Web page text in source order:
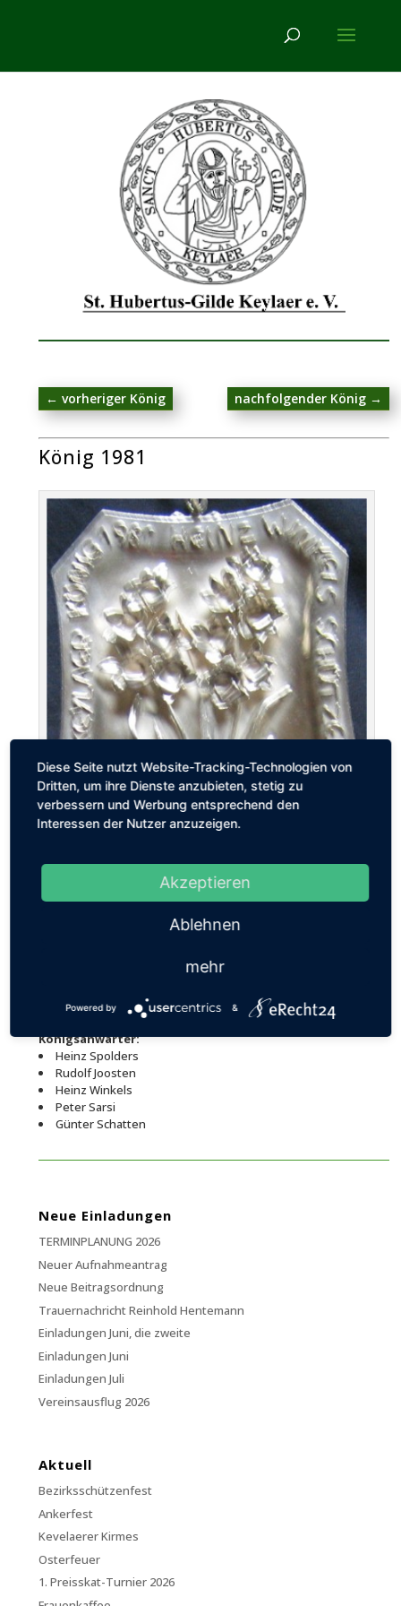
←vorheriger König nachfolgender König→
König 1981
König Heinz Winkels, Adjutant Mathias Bors
Preis Heinrich Baumanns
Königsanwärter:
Heinz Spolders
Rudolf Joosten
Heinz Winkels
Peter Sarsi
Günter Schatten
Neue Einladungen
TERMINPLANUNG 2026
Neuer Aufnahmeantrag
Neue Beitragsordnung
Trauernachricht Reinhold Hentemann
Einladungen Juni, die zweite
Einladungen Juni
Einladungen Juli
Vereinsausflug 2026
Aktuell
Bezirksschützenfest
Ankerfest
Kevelaerer Kirmes
Osterfeuer
1. Preisskat-Turnier 2026
Diese Seite nutzt Website-Tracking-Technologien von
Dritten, um ihre Dienste anzubieten, stetig zu
verbessern und Werbung entsprechend den
Interessen der Nutzer anzuzeigen.
Akzeptieren
Ablehnen
mehr
Powered by &